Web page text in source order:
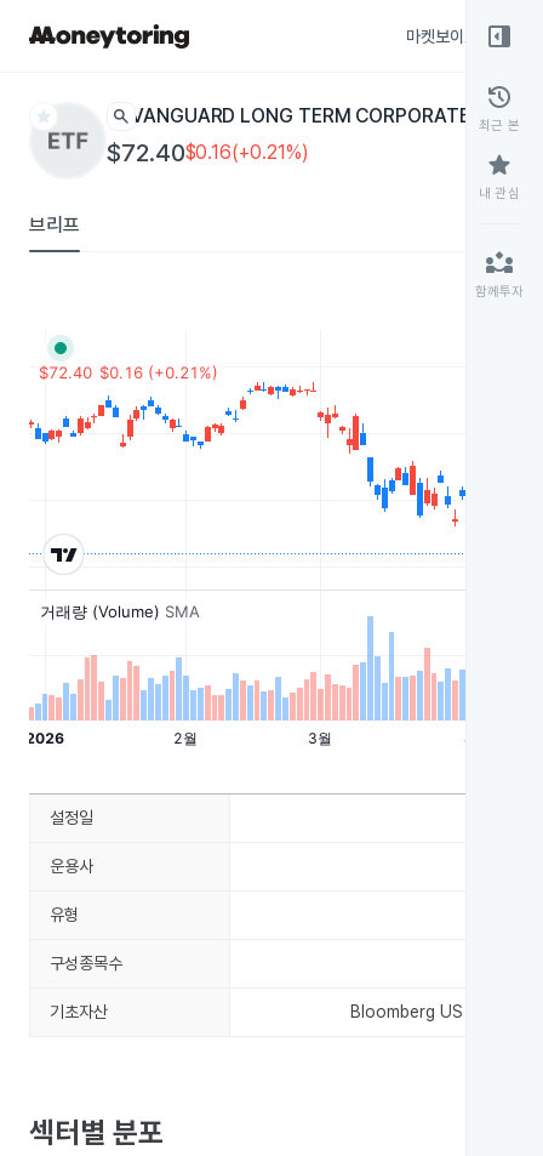
마켓보이스
star search VANGUARD LONG TERM CORPORATE BOND
$72.40$0.16(+0.21%)
브리프
right_panel_open
history
최근 본
star
내 관심
partner_exchange
함께투자